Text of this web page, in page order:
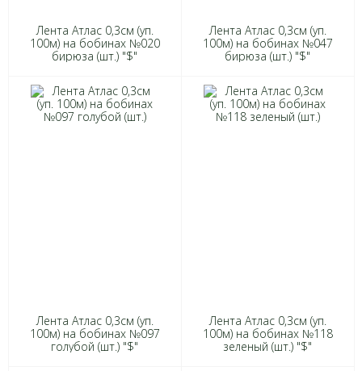
Лента Атлас 0,3см (уп.
100м) на бобинах №020
бирюза (шт.) "$"
Лента Атлас 0,3см (уп.
100м) на бобинах №047
бирюза (шт.) "$"
Лента Атлас 0,3см (уп.
100м) на бобинах №097
голубой (шт.) "$"
Лента Атлас 0,3см (уп.
100м) на бобинах №118
зеленый (шт.) "$"